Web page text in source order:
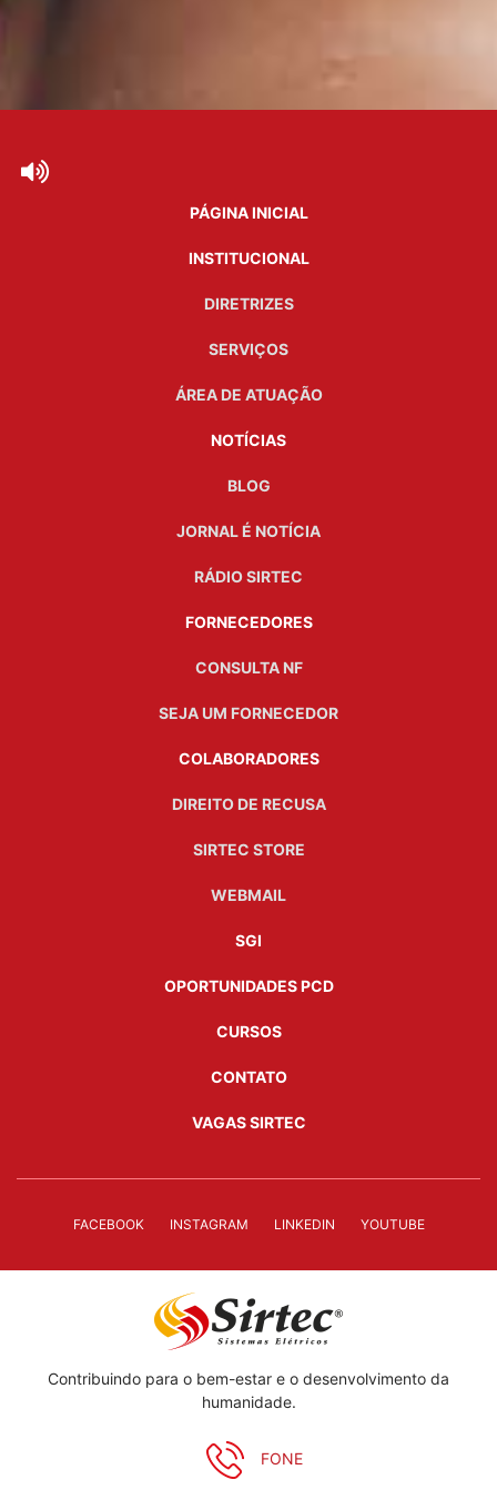
PÁGINA INICIAL
INSTITUCIONAL
DIRETRIZES
SERVIÇOS
ÁREA DE ATUAÇÃO
NOTÍCIAS
BLOG
JORNAL É NOTÍCIA
RÁDIO SIRTEC
FORNECEDORES
CONSULTA NF
SEJA UM FORNECEDOR
COLABORADORES
DIREITO DE RECUSA
SIRTEC STORE
WEBMAIL
SGI
OPORTUNIDADES PCD
CURSOS
CONTATO
VAGAS SIRTEC
FACEBOOK INSTAGRAM LINKEDIN YOUTUBE
Contribuindo para o bem-estar e o desenvolvimento da
humanidade.
FONE